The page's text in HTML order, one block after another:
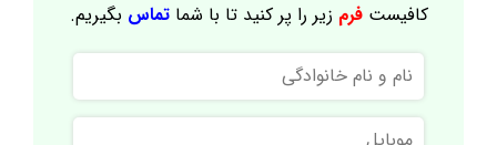
کافیستفرم زیر را پر کنید تا با شماتماس بگیریم.
نام
و
نام
خانوادگی
موبایل